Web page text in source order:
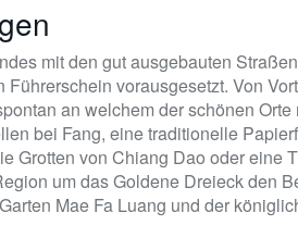
mit den gut ausgebauten
vorausgesetzt. Von
an welchem der schönen Orte
bei Fang, eine traditionelle
Grotten von Chiang Dao oder eine
um das Goldene Dreieck den
Mae Fa Luang und der